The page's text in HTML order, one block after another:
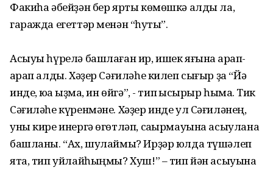
Факиһа әбейҙән бер ярты көмөшкә алды ла,
гаражда егеттәр менән “һуҡты”.
Асыуы һүрелә башлаған ир, ишек яғына ҡарап-
ҡарап алды. Хәҙер Сәғиләһе килеп сығыр ҙа “Йә
инде, юҡҡа ҡыҙма, ин өйгә”, - тип ҡысҡырыр һымаҡ. Тик
Сәғиләһе күренмәне. Хәҙер инде ул Сәғиләнең,
уны кире инергә өгөтләп, саҡырмауына асыулана
башланы. “Ах, шулаймы? Ирҙәр юлда түшәлеп
ята, тип уйлайһыңмы? Хуш!” – тип йән асыуына